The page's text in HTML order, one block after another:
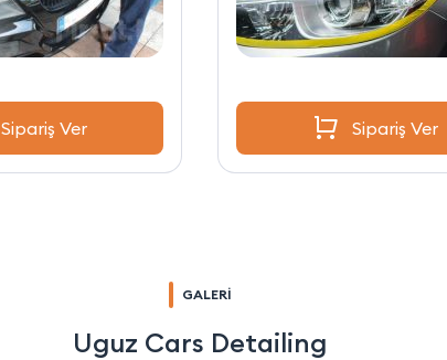
Sipariş Ver Sipariş Ver
GALERİ
Uguz Cars Detailing